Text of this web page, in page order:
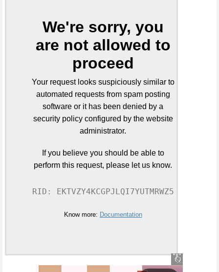
We're sorry, you
are not allowed to
proceed
Your request looks suspiciously similar to
automated requests from spam posting
software or it has been denied by a
security policy configured by the website
administrator.
If you believe you should be able to
perform this request, please let us know.
RID: EKTVZY4KCGPJLQI7YUTMRWZ5
Know more: Documentation
close